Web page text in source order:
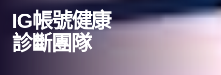
IG帳號健康
診斷團隊